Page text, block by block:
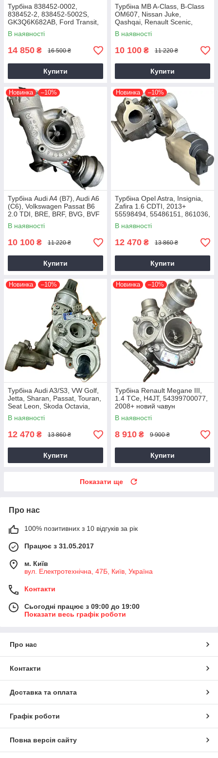
Турбіна 838452-0002,
838452-2, 838452-5002S,
GK3Q6K682AB, Ford Transit,
Tourneo EcoBlue YNFS,
YNF6, 2.0D, GTD1444V
В наявності
14 850 ₴ 16 500 ₴
Купити
Турбіна MB A-Class, B-Class
OM607, Nissan Juke,
Qashqai, Renault Scenic,
Kadjar, Megane K9K, 1.5 dCi,
2014+
В наявності
10 100 ₴ 11 220 ₴
Купити
Новинка –10%
Турбіна Audi A4 (B7), Audi A6
(C6), Volkswagen Passat B6
2.0 TDI, BRE, BRF, BVG, BVF
2004+
В наявності
10 100 ₴ 11 220 ₴
Купити
Новинка –10%
Турбіна Opel Astra, Insignia,
Zafira 1.6 CDTI, 2013+
55598494, 55486151, 861036,
54389700021, 54389700003
В наявності
12 470 ₴ 13 860 ₴
Купити
Новинка –10%
Турбіна Audi A3/S3, VW Golf,
Jetta, Sharan, Passat, Touran,
Seat Leon, Skoda Octavia,
Superb 2.0 TDI, CKRA
В наявності
12 470 ₴ 13 860 ₴
Купити
Новинка –10%
Турбіна Renault Megane III,
1.4 TCe, H4JT, 54399700077,
2008+ новий чавун
В наявності
8 910 ₴ 9 900 ₴
Купити
Показати ще
Про нас
100% позитивних з 10 відгуків за рік
Працює з 31.05.2017
м. Київ
вул. Електротехнічна, 47Б, Київ, Україна
Контакти
Сьогодні працює з 09:00 до 19:00
Показати весь графік роботи
Про нас
Контакти
Доставка та оплата
Графік роботи
Повна версія сайту